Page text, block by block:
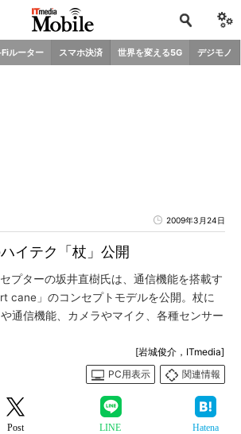
ルーター スマホ決済 世界を変える5G デジモノ
2009年3月24日
イテク「杖」公開
プターの坂井直樹氏は、通信機能を搭載す
cane」のコンセプトモデルを公開。杖に
通信機能、カメラやマイク、各種センサー
[岩城俊介，ITmedia]
PC用表示
関連情報
Post LINE Hatena